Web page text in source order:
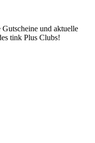
und aktuelle
tink Plus Clubs!